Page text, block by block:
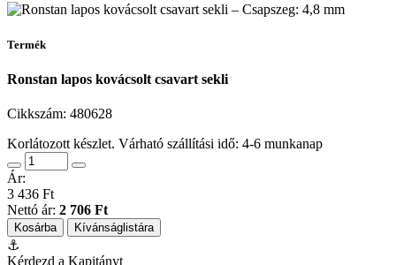
Termék
Ronstan lapos kovácsolt csavart sekli
Cikkszám: 480628
Korlátozott készlet. Várható szállítási idő: 4-6 munkanap
Ár:
3 436 Ft
Nettó ár: 2 706 Ft
Kosárba Kívánságlistára
⚓
Kérdezd a Kapitányt